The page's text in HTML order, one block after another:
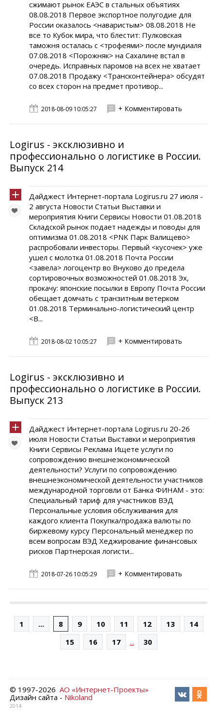
сжимают рынок ЕАЭС в стальных объятиях
08.08.2018 Первое экспортное полугодие для
России оказалось <наваристым> 08.08.2018 Не
все то Кубок мира, что блестит: Пулковская
таможня осталась с <трофеями> после мундиаля
07.08.2018 <Порожняк> на Сахалине встал в
очередь. Исправных паромов на всех не хватает
07.08.2018 Продажу <Трансконтейнера> обсудят
со всех сторон на предмет противор...
2018-08-09 10:05:27 + Комментировать
Logirus - эксклюзивно и
профессионально о логистике в России.
Выпуск 214
Дайджест Интернет-портала Logirus.ru 27 июля -
2 августа Новости Статьи Выставки и
мероприятия Книги Сервисы Новости 01.08.2018
Складской рынок подает надежды и поводы для
оптимизма 01.08.2018 <PNK Парк Валищево>
распробовали инвесторы. Первый <кусочек> уже
ушел с молотка 01.08.2018 Почта России
<завела> логоцентр во Внуково до предела
сортировочных возможностей 01.08.2018 Эх,
прокачу: японские посылки в Европу Почта России
обещает домчать с транзитным ветерком
01.08.2018 Терминально-логистический центр
<В...
2018-08-02 10:05:27 + Комментировать
Logirus - эксклюзивно и
профессионально о логистике в России.
Выпуск 213
Дайджест Интернет-портала Logirus.ru 20-26
июля Новости Статьи Выставки и мероприятия
Книги Сервисы Реклама Ищете услуги по
сопровождению внешнеэкономической
деятельности? Услуги по сопровождению
внешнеэкономической деятельности участников
международной торговли от Банка ФИНАМ - это:
Специальный тариф для участников ВЭД
Персональные условия обслуживания для
каждого клиента Покупка/продажа валюты по
биржевому курсу Персональный менеджер по
всем вопросам ВЭД Хеджирование финансовых
рисков Партнерская логисти...
2018-07-26 10:05:29 + Комментировать
1 ... 8 9 10 11 12 13
14
15
16 17 ... 30
© 1997-2026 АО «Интернет-Проекты»
Дизайн сайта - Nikoland
2014